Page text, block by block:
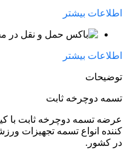
اطلاعات بیشتر
اطلاعات بیشتر
توضیحات
تسمه دوچرخه ثابت
عرضه تسمه دوچرخه ثابت با
کننده انواع تسمه تجهیزات
در کشور.